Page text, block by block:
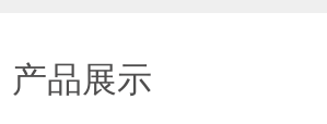
产品展示